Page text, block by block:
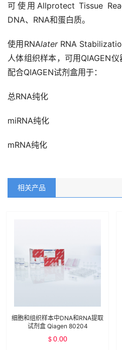
可使用Allprotect Tissue
DNA、RNA和蛋白质。
使用RNAlaterRNA
人体组织样本，可用QIAGEN
配合QIAGEN试剂盒用于：
总RNA纯化
miRNA纯化
mRNA纯化
相关产品
细胞和组织样本中DNA和RNA提取
试剂盒 Qiagen 80204
$ 0.00